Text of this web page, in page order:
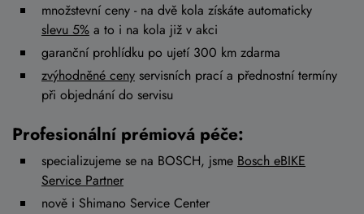
množstevní ceny - na dvě kola získáte automaticky
slevu 5% a to i na kola již v akci
garanční prohlídku po ujetí 300 km zdarma
zvýhodněné ceny servisních prací a přednostní termíny
při objednání do servisu
Profesionální prémiová péče:
specializujeme se na BOSCH, jsme Bosch eBIKE
Service Partner
nově i Shimano Service Center